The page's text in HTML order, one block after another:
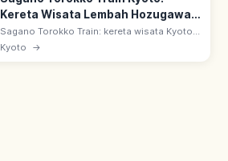
Kereta Wisata Lembah Hozugawa,
Tips Berkunjung
Sagano Torokko Train: kereta wisata Kyoto
7,3 km dari Stasiun Torokko Saga ke
Kameoka. Sejak 1991 di bekas jalur JR Sanin
Kyoto →